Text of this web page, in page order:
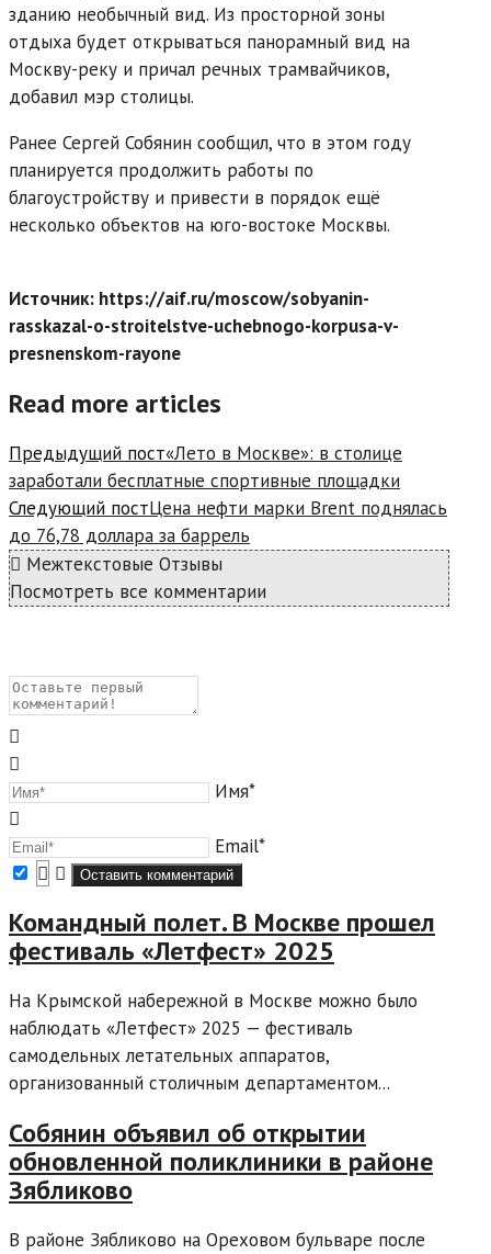
зданию необычный вид. Из просторной зоны
отдыха будет открываться панорамный вид на
Москву-реку и причал речных трамвайчиков,
добавил мэр столицы.
Ранее Сергей Собянин сообщил, что в этом году
планируется продолжить работы по
благоустройству и привести в порядок ещё
несколько объектов на юго-востоке Москвы.
Источник: https://aif.ru/moscow/sobyanin-
rasskazal-o-stroitelstve-uchebnogo-korpusa-v-
presnenskom-rayone
Read more articles
Предыдущий пост«Лето в Москве»: в столице
заработали бесплатные спортивные площадки
Следующий постЦена нефти марки Brent поднялась
до 76,78 доллара за баррель
Межтекстовые Отзывы
Посмотреть все комментарии
Имя*
Email*
Командный полет. В Москве прошел
фестиваль «Летфест» 2025
На Крымской набережной в Москве можно было
наблюдать «Летфест» 2025 — фестиваль
самодельных летательных аппаратов,
организованный столичным департаментом...
Собянин объявил об открытии
обновленной поликлиники в районе
Зябликово
В районе Зябликово на Ореховом бульваре после